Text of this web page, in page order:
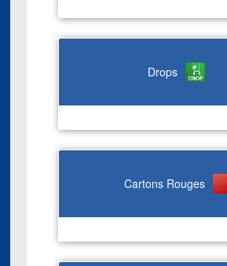
Drops
Cartons Rouges